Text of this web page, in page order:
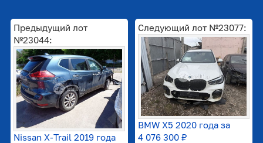
Предыдущий лот
№23044:
Nissan X-Trail 2019 года
Следующий лот №23077:
BMW X5 2020 года за
4 076 300 ₽